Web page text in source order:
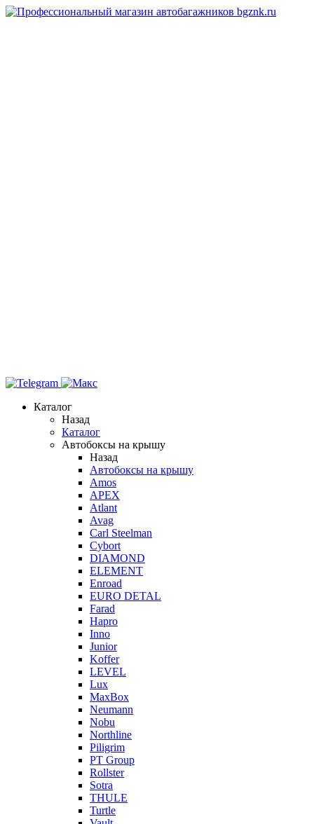
Каталог
Назад
Каталог
Автобоксы на крышу
Назад
Автобоксы на крышу
Amos
APEX
Atlant
Avag
Carl Steelman
Cybort
DIAMOND
ELEMENT
Enroad
EURO DETAL
Farad
Hapro
Inno
Junior
Koffer
LEVEL
Lux
MaxBox
Neumann
Nobu
Northline
Piligrim
PT Group
Rollster
Sotra
THULE
Turtle